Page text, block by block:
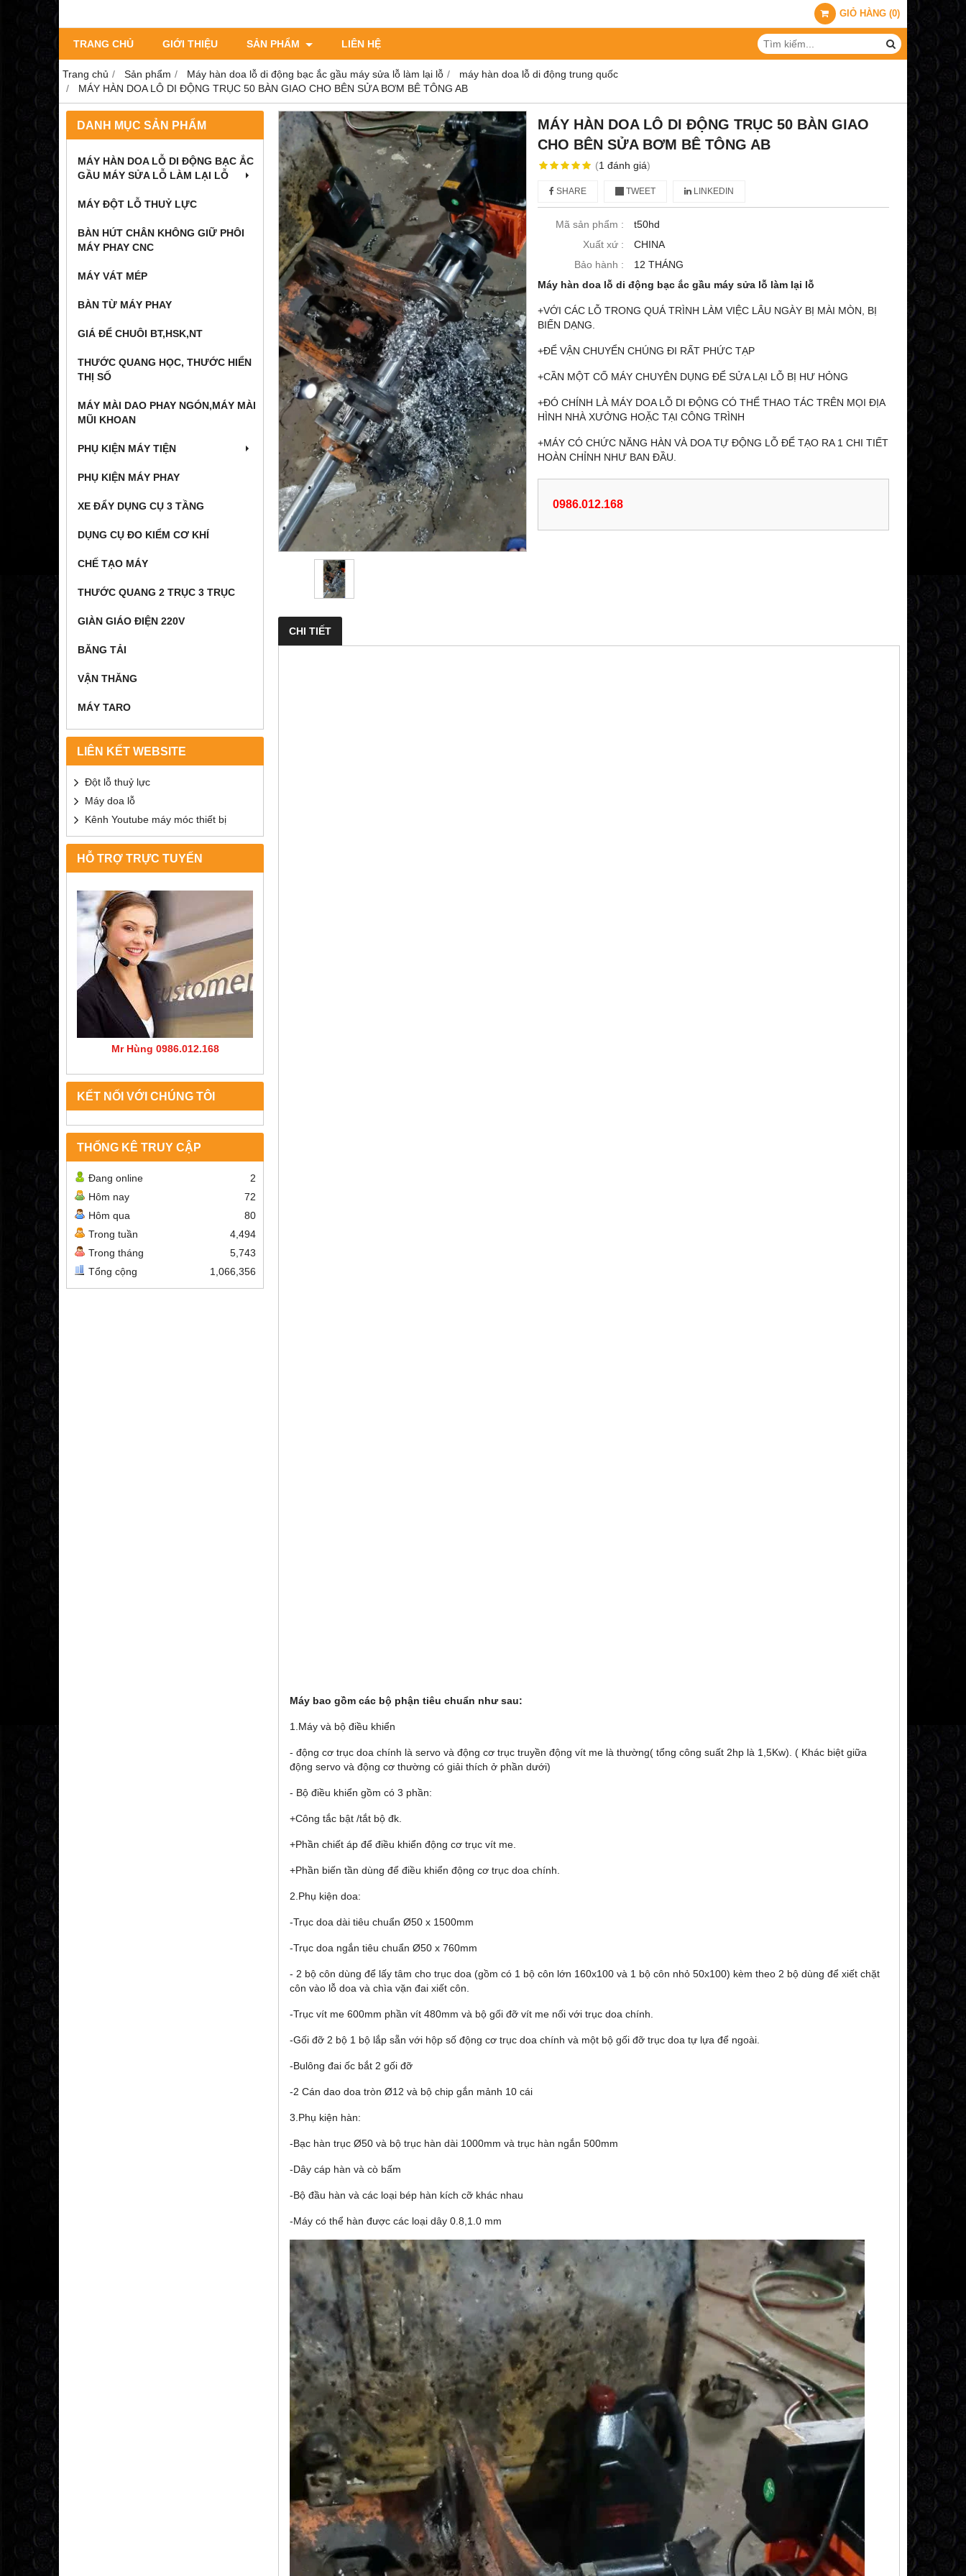
GIỎ HÀNG (0)
TRANG CHỦ GIỚI THIỆU SẢN PHẨM LIÊN HỆ
Trang chủ Sản phẩm Máy hàn doa lỗ di động bạc ắc gầu máy sửa lỗ làm lại lỗ
máy hàn doa lỗ di động trung quốc
MÁY HÀN DOA LÔ DI ĐỘNG TRỤC 50 BÀN GIAO CHO BÊN SỬA BƠM BÊ TÔNG AB
DANH MỤC SẢN PHẨM
MÁY HÀN DOA LỖ DI ĐỘNG BẠC ẮC
GẦU MÁY SỬA LỖ LÀM LẠI LỖ
MÁY ĐỘT LỖ THUỶ LỰC
BÀN HÚT CHÂN KHÔNG GIỮ PHÔI
MÁY PHAY CNC
MÁY VÁT MÉP
BÀN TỪ MÁY PHAY
GIÁ ĐỂ CHUÔI BT,HSK,NT
THƯỚC QUANG HỌC, THƯỚC HIỂN
THỊ SỐ
MÁY MÀI DAO PHAY NGÓN,MÁY MÀI
MŨI KHOAN
PHỤ KIỆN MÁY TIỆN
PHỤ KIỆN MÁY PHAY
XE ĐẨY DỤNG CỤ 3 TẦNG
DỤNG CỤ ĐO KIỂM CƠ KHÍ
CHẾ TẠO MÁY
THƯỚC QUANG 2 TRỤC 3 TRỤC
GIÀN GIÁO ĐIỆN 220V
BĂNG TẢI
VẬN THĂNG
MÁY TARO
LIÊN KẾT WEBSITE
Đột lỗ thuỷ lực
Máy doa lỗ
Kênh Youtube máy móc thiết bị
HỖ TRỢ TRỰC TUYẾN
Mr Hùng 0986.012.168
KẾT NỐI VỚI CHÚNG TÔI
THỐNG KÊ TRUY CẬP
Đang online
2
Hôm nay
72
Hôm qua
80
Trong tuần
4,494
Trong tháng
5,743
Tổng cộng
1,066,356
MÁY HÀN DOA LÔ DI ĐỘNG TRỤC 50 BÀN GIAO
CHO BÊN SỬA BƠM BÊ TÔNG AB
(1 đánh giá)
SHARE TWEET LINKEDIN
Mã sản phẩm :
t50hd
Xuất xứ :
CHINA
Bảo hành :
12 THÁNG
Máy hàn doa lỗ di động bạc ắc gầu máy sửa lỗ làm lại lỗ
+VỚI CÁC LỖ TRONG QUÁ TRÌNH LÀM VIỆC LÂU NGÀY BỊ MÀI MÒN, BỊ
BIẾN DẠNG.
+ĐỂ VẬN CHUYỂN CHÚNG ĐI RẤT PHỨC TẠP
+CẦN MỘT CỐ MÁY CHUYÊN DỤNG ĐỂ SỬA LẠI LỖ BỊ HƯ HỎNG
+ĐÓ CHÍNH LÀ MÁY DOA LỖ DI ĐỘNG CÓ THỂ THAO TÁC TRÊN MỌI ĐỊA
HÌNH NHÀ XƯỞNG HOẶC TẠI CÔNG TRÌNH
+MÁY CÓ CHỨC NĂNG HÀN VÀ DOA TỰ ĐỘNG LỖ ĐỂ TẠO RA 1 CHI TIẾT
HOÀN CHỈNH NHƯ BAN ĐẦU.
0986.012.168
CHI TIẾT
Máy bao gồm các bộ phận tiêu chuẩn như sau:
1.Máy và bộ điều khiển
- động cơ trục doa chính là servo và động cơ trục truyền động vít me là thường( tổng công suất 2hp là 1,5Kw). ( Khác biệt giữa
động servo và động cơ thường có giải thích ở phần dưới)
- Bộ điều khiển gồm có 3 phần:
+Công tắc bật /tắt bộ đk.
+Phần chiết áp để điều khiển động cơ trục vít me.
+Phần biến tần dùng để điều khiển động cơ trục doa chính.
2.Phụ kiện doa:
-Trục doa dài tiêu chuẩn Ø50 x 1500mm
-Trục doa ngắn tiêu chuẩn Ø50 x 760mm
- 2 bộ côn dùng để lấy tâm cho trục doa (gồm có 1 bộ côn lớn 160x100 và 1 bộ côn nhỏ 50x100) kèm theo 2 bộ dùng để xiết chặt
côn vào lỗ doa và chìa vặn đai xiết côn.
-Trục vít me 600mm phần vít 480mm và bộ gối đỡ vít me nối với trục doa chính.
-Gối đỡ 2 bộ 1 bộ lắp sẵn với hộp số động cơ trục doa chính và một bộ gối đỡ trục doa tự lựa để ngoài.
-Bulông đai ốc bắt 2 gối đỡ
-2 Cán dao doa tròn Ø12 và bộ chip gắn mảnh 10 cái
3.Phụ kiện hàn:
-Bạc hàn trục Ø50 và bộ trục hàn dài 1000mm và trục hàn ngắn 500mm
-Dây cáp hàn và cò bấm
-Bộ đầu hàn và các loại bép hàn kích cỡ khác nhau
-Máy có thể hàn được các loại dây 0.8,1.0 mm